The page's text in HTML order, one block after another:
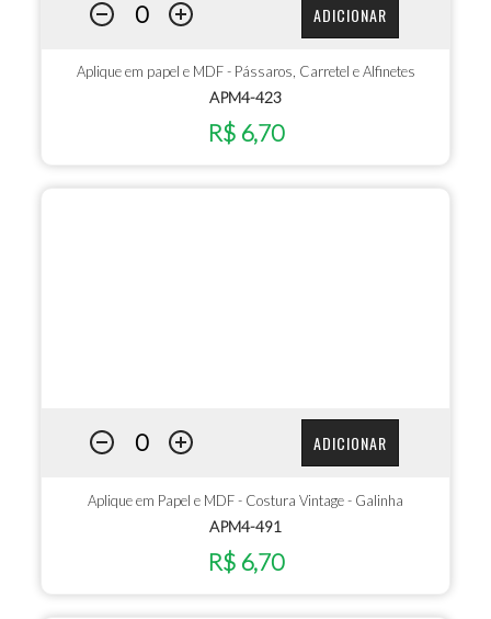
ADICIONAR
Aplique em papel e MDF - Pássaros, Carretel e Alfinetes
APM4-423
R$ 6,70
ADICIONAR
Aplique em Papel e MDF - Costura Vintage - Galinha
APM4-491
R$ 6,70